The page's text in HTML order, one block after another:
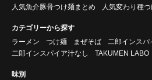
人気魚介豚骨つけ麺まとめ
人気変わり種
カテゴリーから探す
ラーメン
つけ麺 まぜそば
二郎インスパ
二郎インスパイア汁なし
TAKUMEN LABO
味別